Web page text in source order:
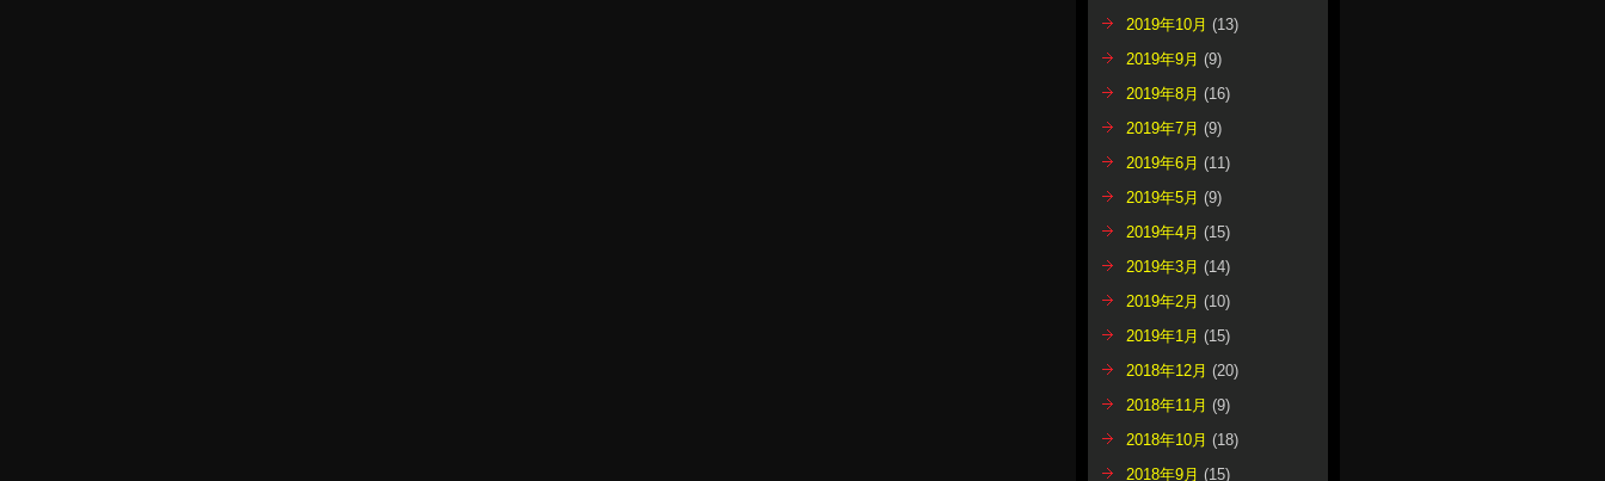
2019年10月 (13)
2019年9月 (9)
2019年8月 (16)
2019年7月 (9)
2019年6月 (11)
2019年5月 (9)
2019年4月 (15)
2019年3月 (14)
2019年2月 (10)
2019年1月 (15)
2018年12月 (20)
2018年11月 (9)
2018年10月 (18)
2018年9月 (15)